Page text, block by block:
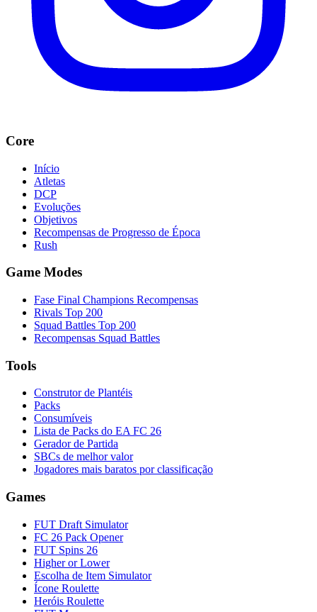
Core
Início
Atletas
DCP
Evoluções
Objetivos
Recompensas de Progresso de Época
Rush
Game Modes
Fase Final Champions Recompensas
Rivals Top 200
Squad Battles Top 200
Recompensas Squad Battles
Tools
Construtor de Plantéis
Packs
Consumíveis
Lista de Packs do EA FC 26
Gerador de Partida
SBCs de melhor valor
Jogadores mais baratos por classificação
Games
FUT Draft Simulator
FC 26 Pack Opener
FUT Spins 26
Higher or Lower
Escolha de Item Simulator
Ícone Roulette
Heróis Roulette